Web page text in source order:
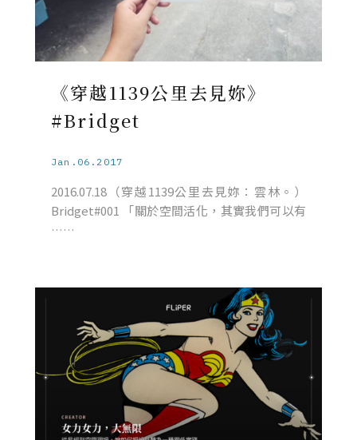
《穿越1139公里去見妳》
#Bridget
Jan.06.2017
2016.07.18（穿越1139公里去見妳：雲林。）
Bridget#001 「關於空間活化，其實我們可以有
……